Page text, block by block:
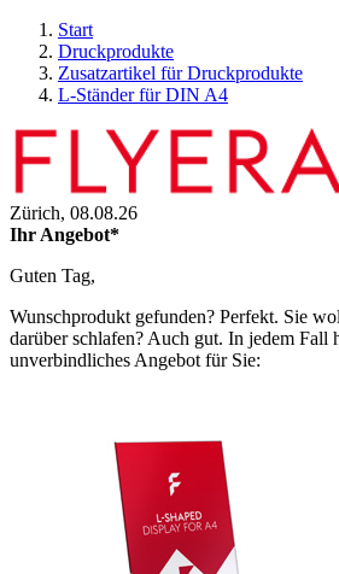
Start
Druckprodukte
Zusatzartikel für Druckprodukte
L-Ständer für DIN A4
Zürich, 08.08.26
Ihr Angebot*
Guten Tag,
Wunschprodukt gefunden? Perfekt. Sie
darüber schlafen? Auch gut. In jedem Fall
unverbindliches Angebot für Sie: